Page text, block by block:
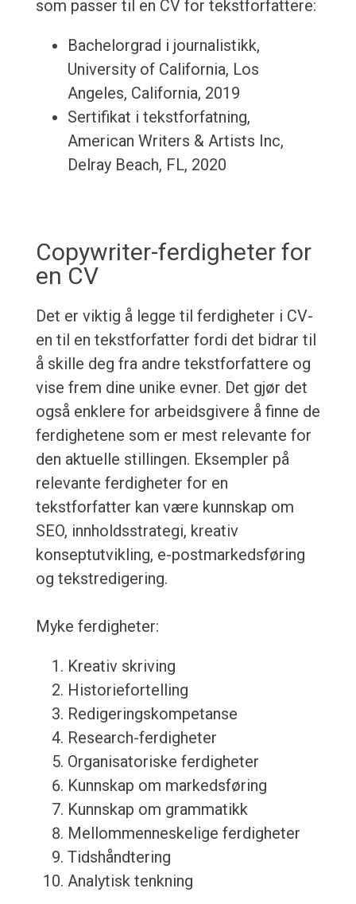
som passer til en CV for tekstforfattere:
Bachelorgrad i journalistikk,
University of California, Los
Angeles, California, 2019
Sertifikat i tekstforfatning,
American Writers & Artists Inc,
Delray Beach, FL, 2020
Copywriter-ferdigheter for
en CV
Det er viktig å legge til ferdigheter i CV-
en til en tekstforfatter fordi det bidrar til
å skille deg fra andre tekstforfattere og
vise frem dine unike evner. Det gjør det
også enklere for arbeidsgivere å finne de
ferdighetene som er mest relevante for
den aktuelle stillingen. Eksempler på
relevante ferdigheter for en
tekstforfatter kan være kunnskap om
SEO, innholdsstrategi, kreativ
konseptutvikling, e-postmarkedsføring
og tekstredigering.
Myke ferdigheter:
Kreativ skriving
Historiefortelling
Redigeringskompetanse
Research-ferdigheter
Organisatoriske ferdigheter
Kunnskap om markedsføring
Kunnskap om grammatikk
Mellommenneskelige ferdigheter
Tidshåndtering
Analytisk tenkning